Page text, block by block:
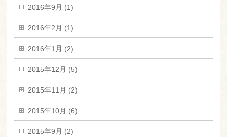
2016年9月 (1)
2016年2月 (1)
2016年1月 (2)
2015年12月 (5)
2015年11月 (2)
2015年10月 (6)
2015年9月 (2)